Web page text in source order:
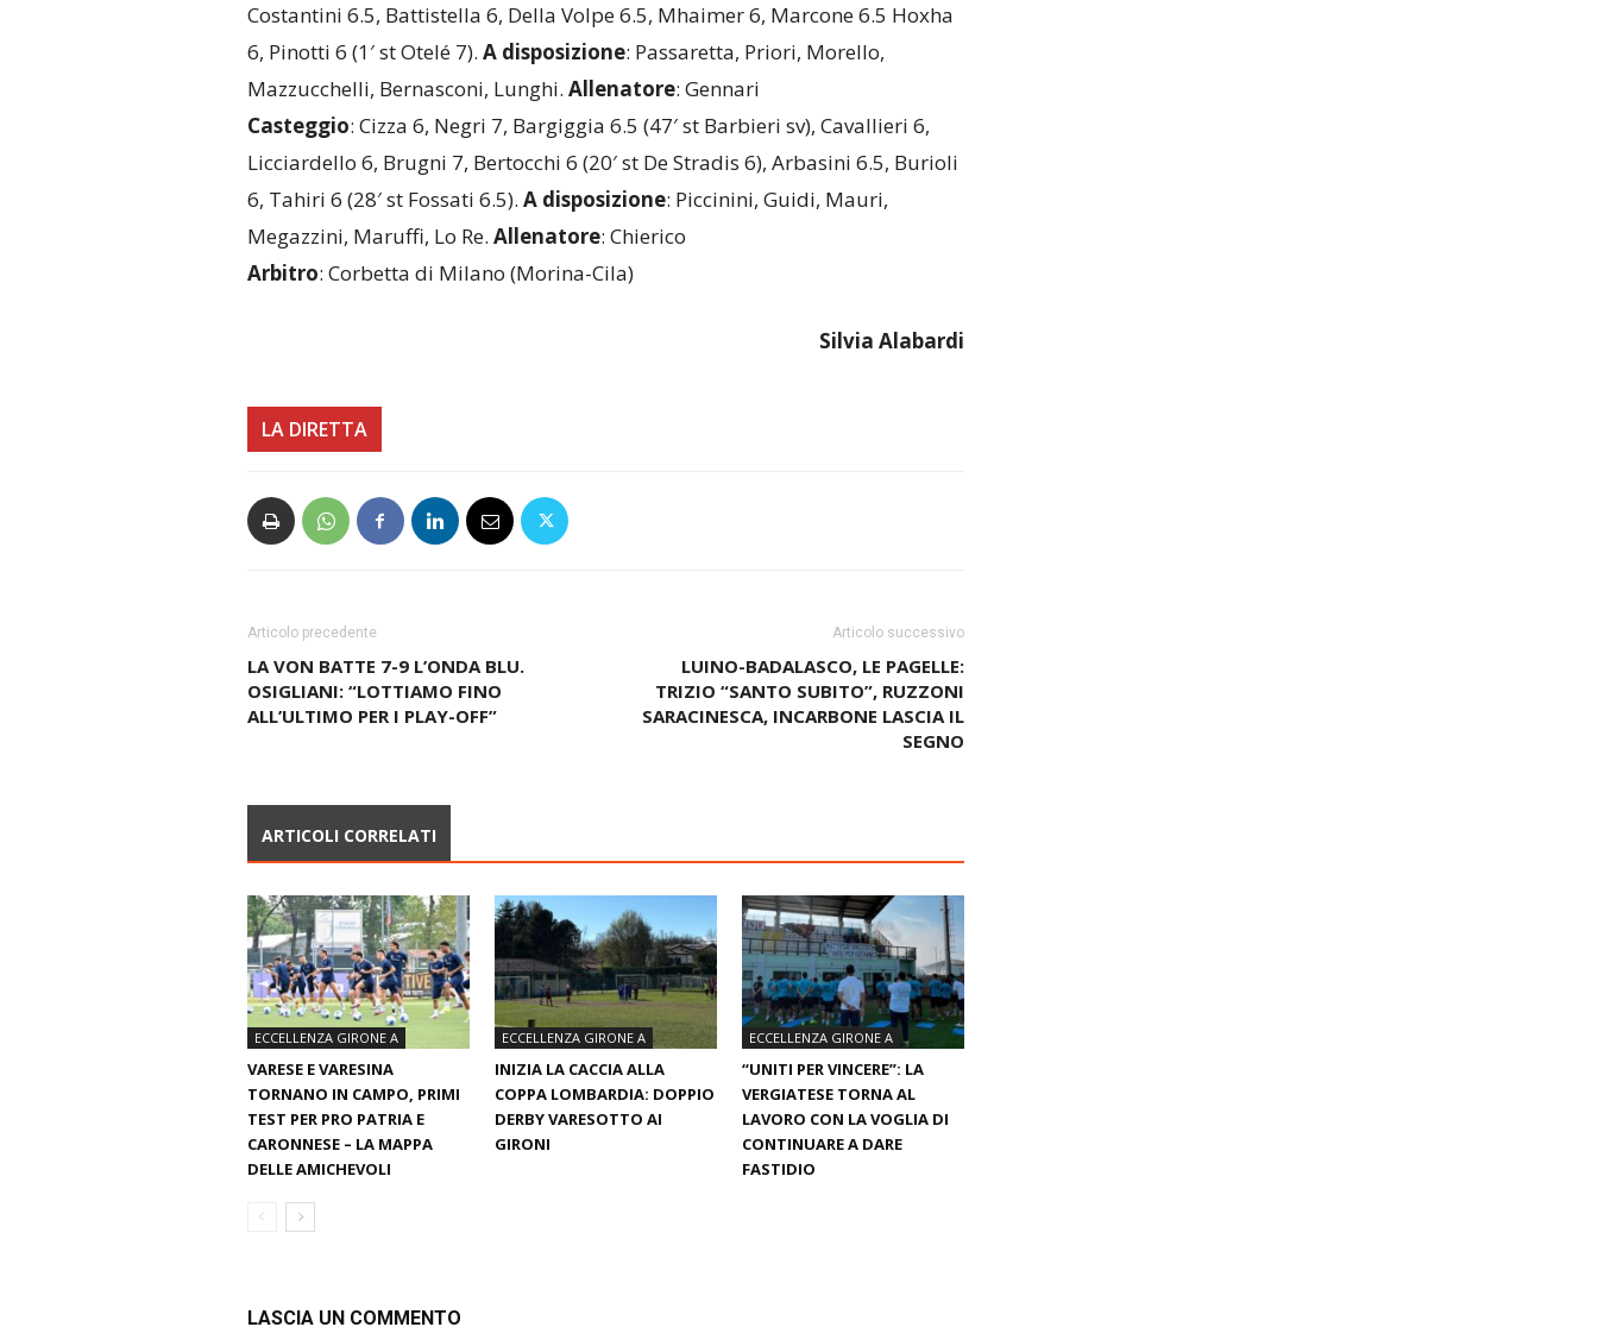
Costantini 6.5, Battistella 6, Della Volpe 6.5, Mhaimer 6, Marcone 6.5 Hoxha
6, Pinotti 6 (1′ st Otelé 7). A disposizione: Passaretta, Priori, Morello,
Mazzucchelli, Bernasconi, Lunghi. Allenatore: Gennari
Casteggio: Cizza 6, Negri 7, Bargiggia 6.5 (47′ st Barbieri sv), Cavallieri 6,
Licciardello 6, Brugni 7, Bertocchi 6 (20′ st De Stradis 6), Arbasini 6.5, Burioli
6, Tahiri 6 (28′ st Fossati 6.5). A disposizione: Piccinini, Guidi, Mauri,
Megazzini, Maruffi, Lo Re. Allenatore: Chierico
Arbitro: Corbetta di Milano (Morina-Cila)
Silvia Alabardi
LA DIRETTA
Articolo precedente
LA VON BATTE 7-9 L’ONDA BLU.
OSIGLIANI: “LOTTIAMO FINO
ALL’ULTIMO PER I PLAY-OFF”
Articolo successivo
LUINO-BADALASCO, LE PAGELLE:
TRIZIO “SANTO SUBITO”, RUZZONI
SARACINESCA, INCARBONE LASCIA IL
SEGNO
ARTICOLI CORRELATI
ECCELLENZA GIRONE A
VARESE E VARESINA
TORNANO IN CAMPO, PRIMI
TEST PER PRO PATRIA E
CARONNESE – LA MAPPA
DELLE AMICHEVOLI
ECCELLENZA GIRONE A
INIZIA LA CACCIA ALLA
COPPA LOMBARDIA: DOPPIO
DERBY VARESOTTO AI
GIRONI
ECCELLENZA GIRONE A
“UNITI PER VINCERE”: LA
VERGIATESE TORNA AL
LAVORO CON LA VOGLIA DI
CONTINUARE A DARE
FASTIDIO
LASCIA UN COMMENTO